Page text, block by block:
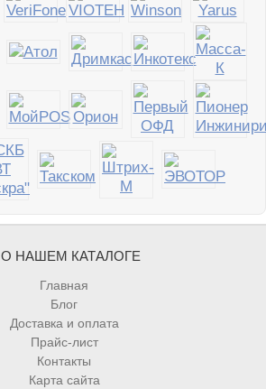
О НАШЕМ КАТАЛОГЕ
Главная
Блог
Доставка и оплата
Прайс-лист
Контакты
Карта сайта